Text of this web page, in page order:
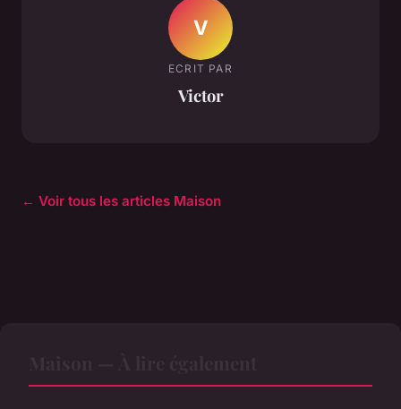
V
ECRIT PAR
Victor
← Voir tous les articles Maison